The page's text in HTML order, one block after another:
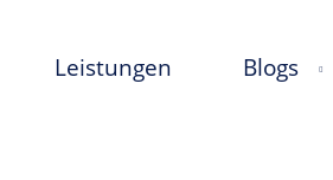
Leistungen Blogs